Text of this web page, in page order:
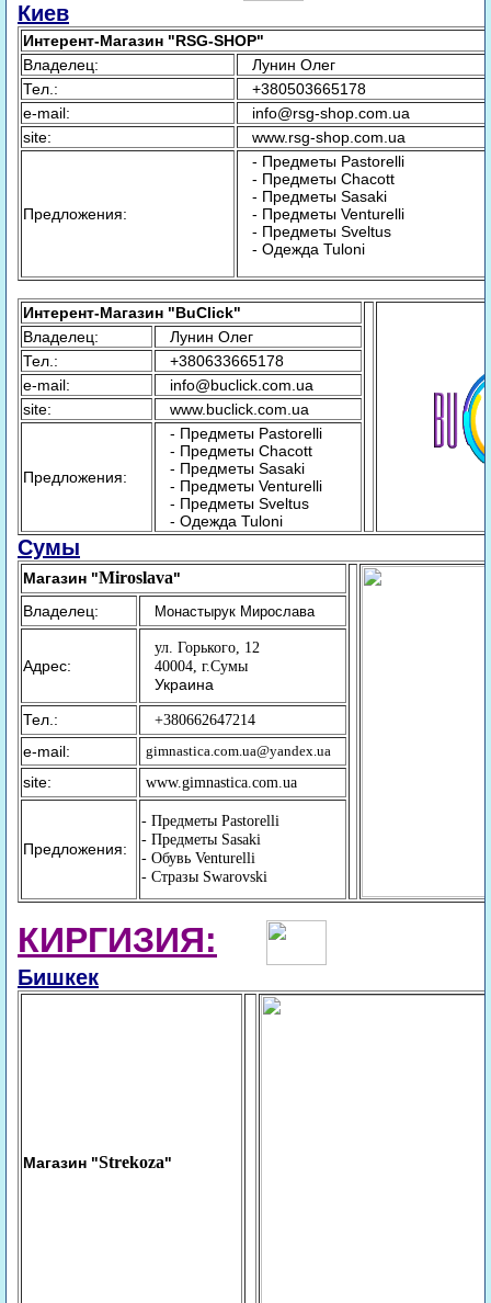
Киев
Интерент-Магазин "RSG-SHOP"
Владелец:
Лунин Олег
Тел.:
+380503665178
e-mail:
info@rsg-shop.com.ua
site:
www.rsg-shop.com.ua
Предложения:
- Предметы Pastorelli
- Предметы Chacott
- Предметы Sasaki
- Предметы Venturelli
- Предметы Sveltus
- Одежда Tuloni
Интерент-Магазин "BuClick"
Владелец:
Лунин Олег
Тел.:
+380633665178
e-mail:
info@buclick.com.ua
site:
www.buclick.com.ua
Предложения:
- Предметы Pastorelli
- Предметы Chacott
- Предметы Sasaki
- Предметы Venturelli
- Предметы Sveltus
- Одежда Tuloni
Сумы
Магазин "Miroslava"
Владелец:
Монастырук Мирослава
Адрес:
ул. Горького, 12
40004, г.Сумы
Украина
Тел.:
+380662647214
e-mail: gimnastica.com.ua@yandex.ua
site: www.gimnastica.com.ua
Предложения:
- Предметы Pastorelli
- Предметы Sasaki
- Обувь Venturelli
- Стразы Swarovski
КИРГИЗИЯ:
Бишкек
Магазин "Strekoza"